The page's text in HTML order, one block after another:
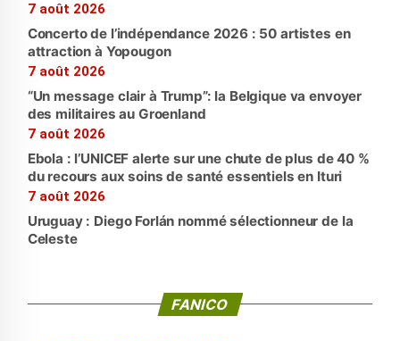
7 août 2026
Concerto de l’indépendance 2026 : 50 artistes en
attraction à Yopougon
7 août 2026
“Un message clair à Trump”: la Belgique va envoyer
des militaires au Groenland
7 août 2026
Ebola : l’UNICEF alerte sur une chute de plus de 40 %
du recours aux soins de santé essentiels en Ituri
7 août 2026
Uruguay : Diego Forlán nommé sélectionneur de la
Celeste
FANICO